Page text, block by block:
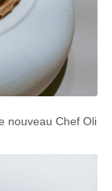
nouveau Chef Oli